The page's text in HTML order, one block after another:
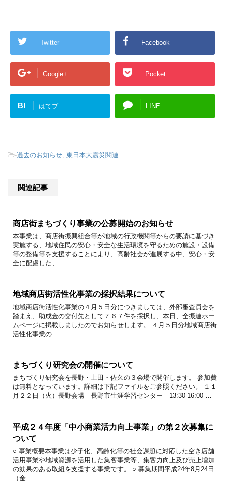
Twitter Facebook
Google+ Pocket
B! はてブ LINE
-過去のお知らせ 東日本大震災関連
関連記事
商店街まちづくり事業の公募開始のお知らせ
本事業は、商店街振興組合等が地域の行政機関等からの要請に基づき
実施する、地域住民の安心・安全な生活環境を守るための施設・設備
等の整備等を支援することにより、高齢社会が進展する中、安心・安
全に配慮した、 …
地域商店街活性化事業の採択結果について
地域商店街活性化事業の４月５日分につきましては、外部審査員会を
踏まえ、助成金の交付先として７６７件を採択し、本日、全振連ホー
ムページに掲載しましたのでお知らせします。 ４月５日分地域商店街
活性化事業の …
まちづくり研究会の開催について
まちづくり研究会を長野・上田・佐久の３会場で開催します。 参加費
は無料となっています。詳細は下記ファイルをご参照ください。 １１
月２２日（火）長野会場 長野市生涯学習センター 13:30-16:00 …
平成２４年度「中小商業活力向上事業」の第２次募集に
ついて
○ 事業概要本事業は少子化、高齢化等の社会課題に対応した空き店舗
活用事業や地域資源を活用した集客事業等、集客力向上及び売上増加
の効果のある取組を支援する事業です。 ○ 募集期間平成24年8月24日
（金 …